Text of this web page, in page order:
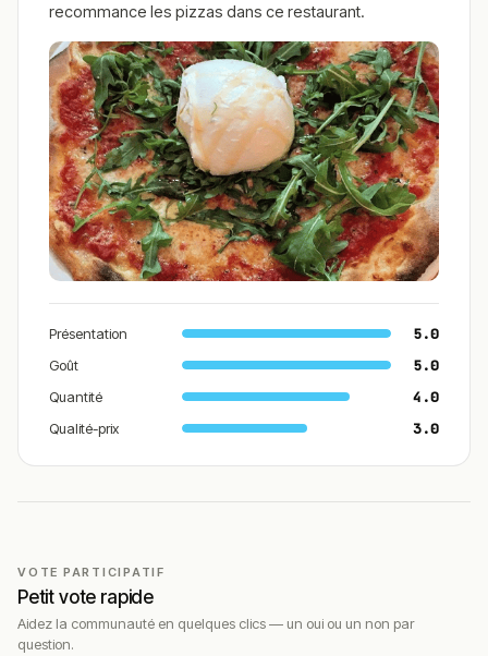
recommance les pizzas dans ce restaurant.
Présentation 5.0
Goût 5.0
Quantité 4.0
Qualité-prix 3.0
VOTE PARTICIPATIF
Petit vote rapide
Aidez la communauté en quelques clics — un oui ou un non par
question.